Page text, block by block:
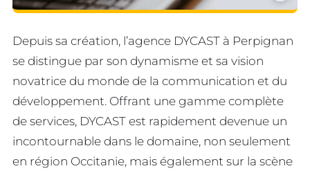
Depuis sa création, l’agence DYCAST à Perpignan
se distingue par son dynamisme et sa vision
novatrice du monde de la communication et du
développement. Offrant une gamme complète
de services, DYCAST est rapidement devenue un
incontournable dans le domaine, non seulement
en région Occitanie, mais également sur la scène